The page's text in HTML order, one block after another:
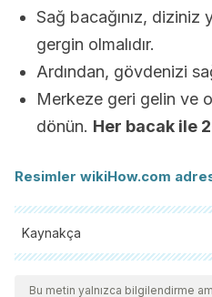
Sağ bacağınız,
gergin olmalıdır.
Ardından, gövdenizi
Merkeze geri gelin ve
dönün. Her bacak ile
Resimler wikiHow.com
Kaynakça
Tüm alıntı yapılan kaynaklar,
güncelliklerini ve geçerliliklerini
Bu metin yalnızca bilgilendirme